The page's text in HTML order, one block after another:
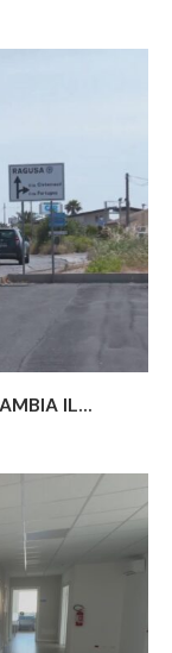
IL...